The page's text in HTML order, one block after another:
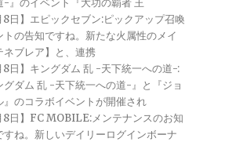
-』のイベント『大功の覇者 王
8日】エピックセブン:ピックアップ召喚
トの告知ですね。新たな火属性のメイ
ネブレア】と、連携
8日】キングダム 乱 -天下統一への道-:
グダム 乱 -天下統一への道-』と『ジョ
』のコラボイベントが開催され
8日】FC MOBILE:メンテナンスのお知
すね。新しいデイリーログインボーナ